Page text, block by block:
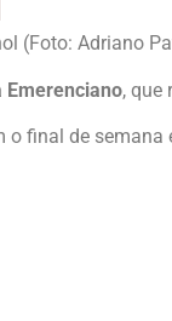
(Foto: Adriano
Emerenciano, que
o final de semana